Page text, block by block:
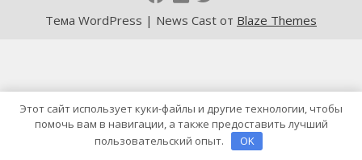
Тема WordPress | News Cast от Blaze Themes
Этот сайт использует куки-файлы и другие технологии, чтобы
помочь вам в навигации, а также предоставить лучший
пользовательский опыт.
OK